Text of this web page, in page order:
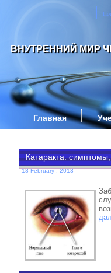
ВНУТРЕННИЙ МИР
Главная
Катаракта:
18 February , 2013